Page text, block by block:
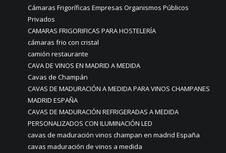
Cámaras Frigoríficas Empresas Organismos Públicos
Privados
CAMARAS FRIGORIFICAS PARA HOSTELERÍA
cámaras frio con cristal
camión restaurante
CAVA DE VINOS EN MADRID A MEDIDA
Cavas de Champán
CAVAS DE MADURACIÓN A MEDIDA PARA VINOS CHAMPANES
MADRID ESPAÑA
CAVAS DE MADURACIÓN REFRIGERADAS A MEDIDA
PERSONALIZADOS CON ILUMINACIÓN LED
cavas de maduración vinos champan en madrid España
cavas maduración de vinos a medida